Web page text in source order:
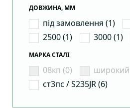
ДОВЖИНА, ММ
під замовлення (1)
2500 (1)
3000 (1)
МАРКА СТАЛІ
08кп (0)
широкий
ст3пс / S235JR (6)